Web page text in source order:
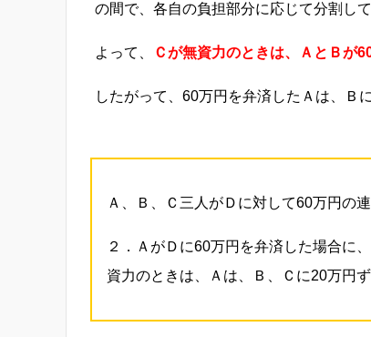
の間で、各自の負担部分に応じて分割し
よって、 Ｃが無資力のときは、ＡとＢが
したがって、60万円を弁済したＡは、Ｂ
Ａ、Ｂ、Ｃ三人がＤに対して60万円の
２．ＡがＤに60万円を弁済した場合に
資力のときは、Ａは、Ｂ、Ｃに20万円